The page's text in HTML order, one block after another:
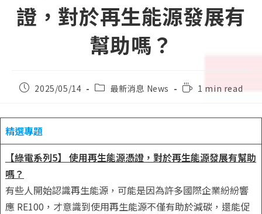
證，對於再生能源發展有
幫助嗎？
Post2025/05/14
Post最新消息 News
Reading1 min read
精選專題
【綠電系列5】 使用再生能源憑證，對於再生能源發展有幫助
嗎？
有些人開始認識再生能源，可能是因為許多國際企業紛紛響
應 RE100，才意識到使用再生能源不僅有助於減碳，還能促